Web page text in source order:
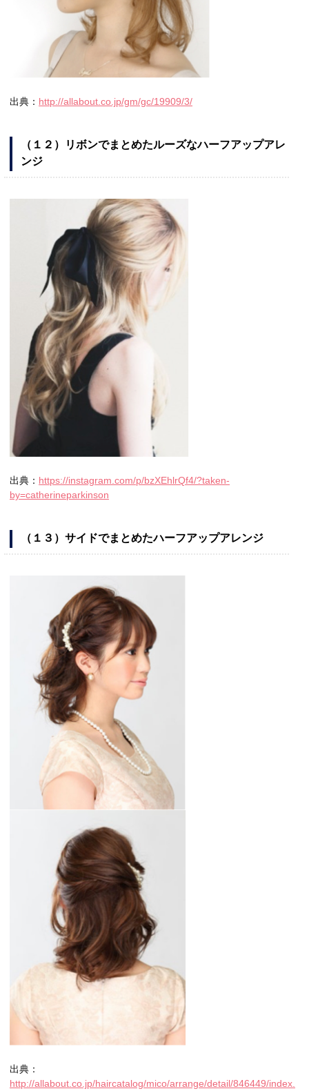
出典： http://allabout.co.jp/gm/gc/19909/3/
（１２）リボンでまとめたルーズなハーフアップアレ
ンジ
出典： https://instagram.com/p/bzXEhlrQf4/?taken-
by=catherineparkinson
（１３）サイドでまとめたハーフアップアレンジ
出典：
http://allabout.co.jp/haircatalog/mico/arrange/detail/846449/index.